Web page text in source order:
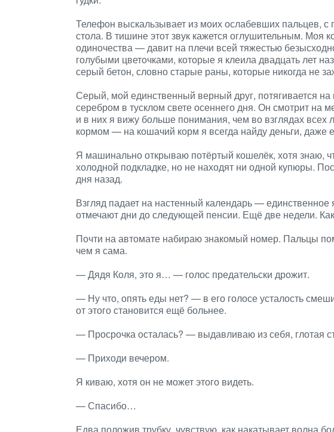
Телефон выскальзывает из моих ослабевших пальцев, с
стола. В тишине этот звук кажется оглушительным. Моя
одиночества — давит на плечи всей тяжестью
голубыми цветочками, которые я клеила двадцать лет
серый бетон, словно старые раны, которые никогда не
Серый, мой единственный верный друг, потягивается на
серебром в тусклом свете осеннего дня. Он смотрит
и в них я вижу больше понимания, чем во взглядах всех
кормом — на кошачий корм я всегда найду деньги, даже
Я машинально открываю потёртый кошелёк, хотя знаю,
холодной подкладке, но не находят ни одной купюры.
дня назад.
Взгляд падает на настенный календарь — единственное
отмечают дни до следующей пенсии. Ещё две недели.
Почти на автомате набираю знакомый номер. Пальцы
чем я сама.
— Дядя Коля, это я… — голос предательски дрожит.
— Ну что, опять еды нет? — в его голосе усталость
от этого становится ещё больнее.
— Просрочка осталась? — выдавливаю из себя, глотая
— Приходи вечером.
Я киваю, хотя он не может этого видеть.
— Спасибо…